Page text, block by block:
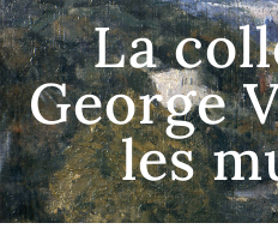
?
La
George
les